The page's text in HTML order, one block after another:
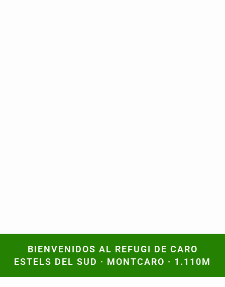
BIENVENIDOS AL REFUGI DE CARO
ESTELS DEL SUD · MONTCARO · 1.110M
BIENVENIDOS AL REFUGI DE CARO
ESTELS DEL SUD · MONTCARO · 1.110M